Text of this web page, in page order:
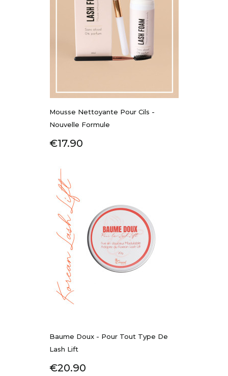
Mousse Nettoyante Pour Cils -
Nouvelle Formule
Price
€17.90
Baume Doux - Pour Tout Type De
Lash Lift
Price
€20.90